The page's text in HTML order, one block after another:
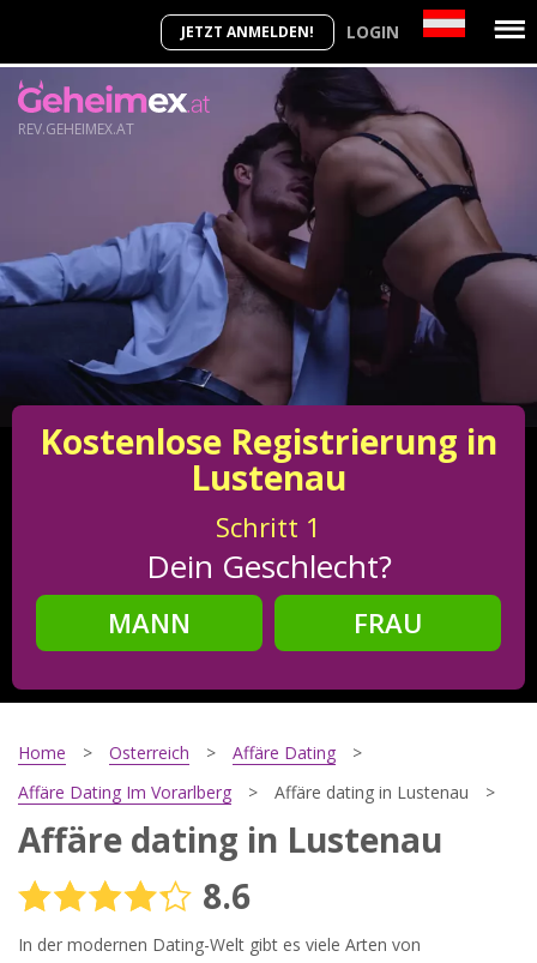
JETZT ANMELDEN! LOGIN
REV.GEHEIMEX.AT
Kostenlose Registrierung in
Lustenau
Schritt 1
Dein Geschlecht?
MANN
FRAU
Schritt2
Schritt3
Deine E-Mail?
Home Osterreich
Affäre Dating
Affäre Dating Im Vorarlberg
Affäre dating in Lustenau
Affäre dating in Lustenau
8.6
In der modernen Dating-Welt gibt es viele Arten von